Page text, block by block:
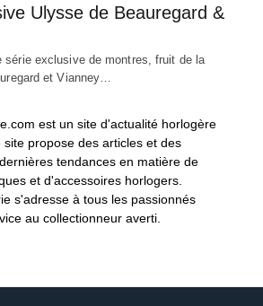
Ulysse de Beauregard &
série exclusive de montres, fruit de la
et Vianney…
est un site d'actualité horlogère
propose des articles et des
tendances en matière de
et d'accessoires horlogers.
s'adresse à tous les passionnés
au collectionneur averti.